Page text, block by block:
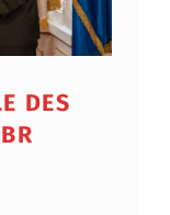
DES